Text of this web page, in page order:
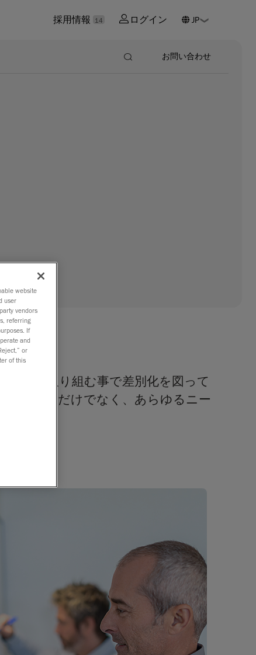
採用情報 14 ログイン
お問い合わせ
対策に取り組む事で差別化を図って
維持するだけでなく、あらゆるニー
website
user
vendors
referring
If
and
or
of this